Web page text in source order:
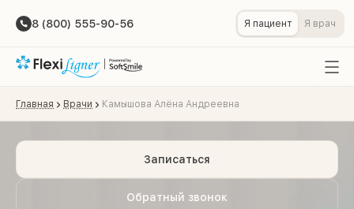
8 (800) 555-90-56 Я пациент Я врач
Главная Врачи Камышова Алёна Андреевна
Обратный звонок
Записаться